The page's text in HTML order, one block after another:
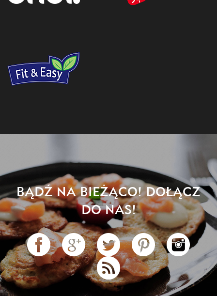
BĄDŹ NA BIEŻĄCO! DOŁĄCZ
DO NAS!